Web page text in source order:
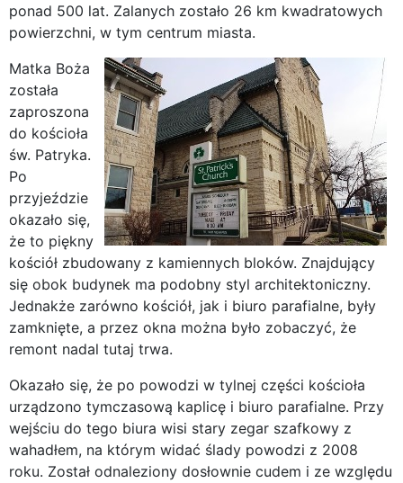
ponad 500 lat. Zalanych zostało 26 km kwadratowych
powierzchni, w tym centrum miasta.
Matka Boża
została
zaproszona
do kościoła
św. Patryka.
Po
przyjeździe
okazało się,
że to piękny
kościół zbudowany z kamiennych bloków. Znajdujący
się obok budynek ma podobny styl architektoniczny.
Jednakże zarówno kościół, jak i biuro parafialne, były
zamknięte, a przez okna można było zobaczyć, że
remont nadal tutaj trwa.
Okazało się, że po powodzi w tylnej części kościoła
urządzono tymczasową kaplicę i biuro parafialne. Przy
wejściu do tego biura wisi stary zegar szafkowy z
wahadłem, na którym widać ślady powodzi z 2008
roku. Został odnaleziony dosłownie cudem i ze względu